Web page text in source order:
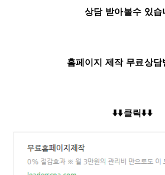
상담 받아볼수 있습
홈페이지 제작 무료상담
⬇️⬇️클릭⬇️⬇️